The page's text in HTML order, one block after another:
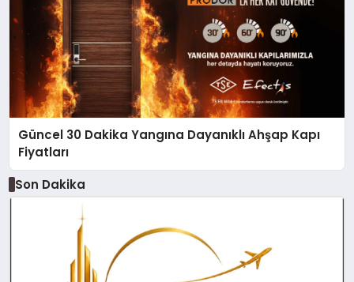
Güncel 30 Dakika Yangına Dayanıklı Ahşap Kapı
Fiyatları
Son Dakika